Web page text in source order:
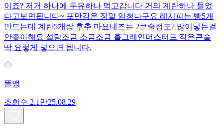
이죠? 저거 하나에 두유하나 먹고갑니다 거의 계란하나 들었
다고보면됩니다~ 포만감은 정말 엄청나구요 레시피는 빵5개
만드는데 계란5개랑 후추 마요네즈는 2큰술정도? 많이넣는걸
안좋아해요 설탕조금 소금조금 홀그레인머스터드 작은큰술
딱 요렇게 넣으면 됩니다.
똘맹
조회수 2.1만25.08.29